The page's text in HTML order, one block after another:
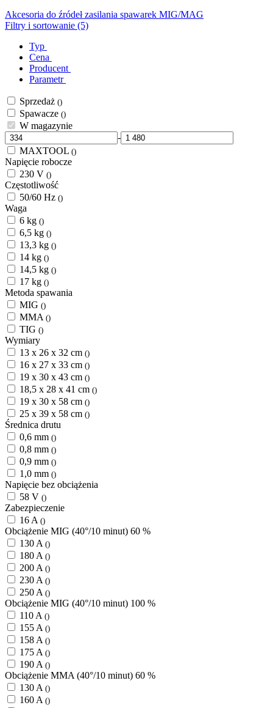
Akcesoria do źródeł zasilania spawarek MIG/MAG
Filtry i sortowanie (5)
Typ
Cena
Producent
Parametr
Sprzedaż ()
Spawacze ()
W magazynie
-
MAXTOOL ()
Napięcie robocze
230 V ()
Częstotliwość
50/60 Hz ()
Waga
6 kg ()
6,5 kg ()
13,3 kg ()
14 kg ()
14,5 kg ()
17 kg ()
Metoda spawania
MIG ()
MMA ()
TIG ()
Wymiary
13 x 26 x 32 cm ()
16 x 27 x 33 cm ()
19 x 30 x 43 cm ()
18,5 x 28 x 41 cm ()
19 x 30 x 58 cm ()
25 x 39 x 58 cm ()
Średnica drutu
0,6 mm ()
0,8 mm ()
0,9 mm ()
1,0 mm ()
Napięcie bez obciążenia
58 V ()
Zabezpieczenie
16 A ()
Obciążenie MIG (40°/10 minut) 60 %
130 A ()
180 A ()
200 A ()
230 A ()
250 A ()
Obciążenie MIG (40°/10 minut) 100 %
110 A ()
155 A ()
158 A ()
175 A ()
190 A ()
Obciążenie MMA (40°/10 minut) 60 %
130 A ()
160 A ()